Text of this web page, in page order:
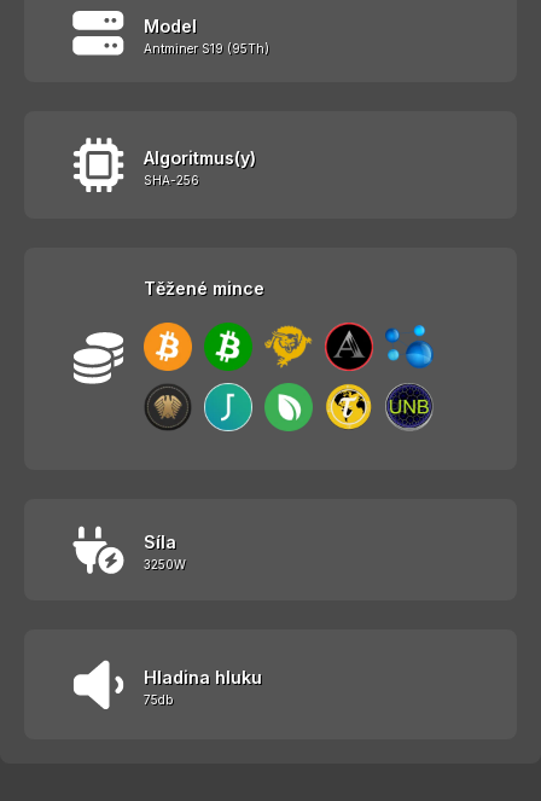
Model
Antminer S19 (95Th)
Algoritmus(y)
SHA-256
Těžené mince
Síla
3250W
Hladina hluku
75db